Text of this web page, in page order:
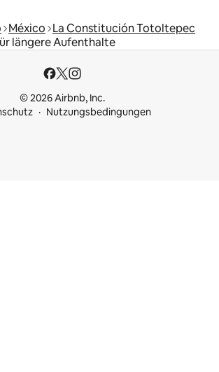
México La Constitución Totoltepec
längere Aufenthalte
© 2026 Airbnb, Inc.
Nutzungsbedingungen